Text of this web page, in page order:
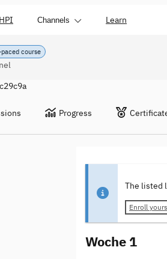
Channels Learn
course
Progress
The listed
Enroll
Woche 1